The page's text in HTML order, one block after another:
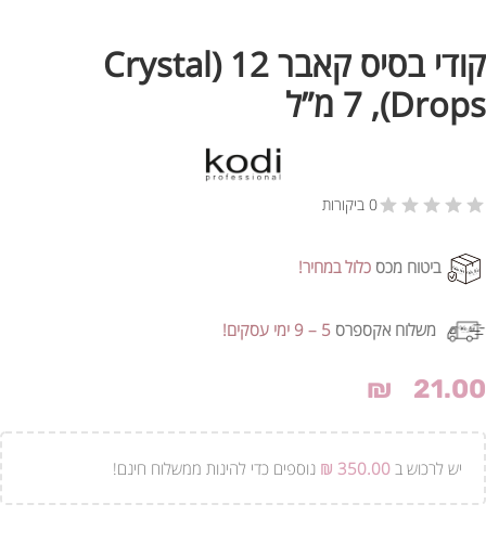
קודי בסיס קאבר 12 (Crystal
Drops), 7 מ”ל
0 ביקורות
ביטוח מכס כלול במחיר!
משלוח אקספרס 5 – 9 ימי עסקים!
₪ 21.00
יש לרכוש ב ₪ 350.00 נוספים כדי להינות ממשלוח חינם!